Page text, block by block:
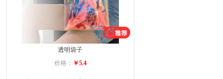
透明袋子
价格： ￥5.4